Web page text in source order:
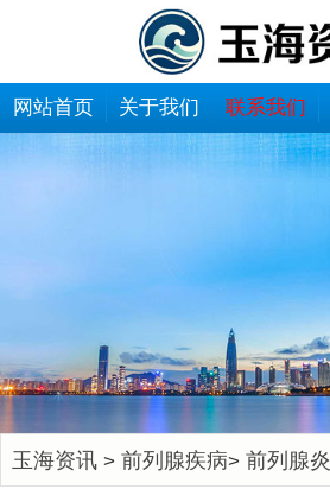
网站首页 关于我们 联系我们
玉海资讯> 前列腺疾病> 前列腺炎